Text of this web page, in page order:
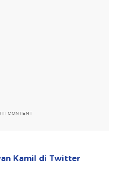
CONTENT
Kamil di Twitter